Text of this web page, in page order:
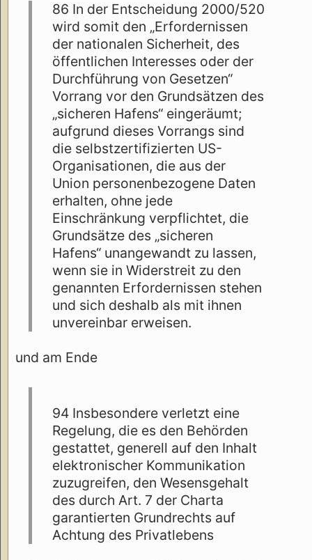
86 In der Entscheidung 2000/520
wird somit den „Erfordernissen
der nationalen Sicherheit, des
öffentlichen Interesses oder der
Durchführung von Gesetzen“
Vorrang vor den Grundsätzen des
„sicheren Hafens“ eingeräumt;
aufgrund dieses Vorrangs sind
die selbstzertifizierten US-
Organisationen, die aus der
Union personenbezogene Daten
erhalten, ohne jede
Einschränkung verpflichtet, die
Grundsätze des „sicheren
Hafens“ unangewandt zu lassen,
wenn sie in Widerstreit zu den
genannten Erfordernissen stehen
und sich deshalb als mit ihnen
unvereinbar erweisen.
und am Ende
94 Insbesondere verletzt eine
Regelung, die es den Behörden
gestattet, generell auf den Inhalt
elektronischer Kommunikation
zuzugreifen, den Wesensgehalt
des durch Art. 7 der Charta
garantierten Grundrechts auf
Achtung des Privatlebens